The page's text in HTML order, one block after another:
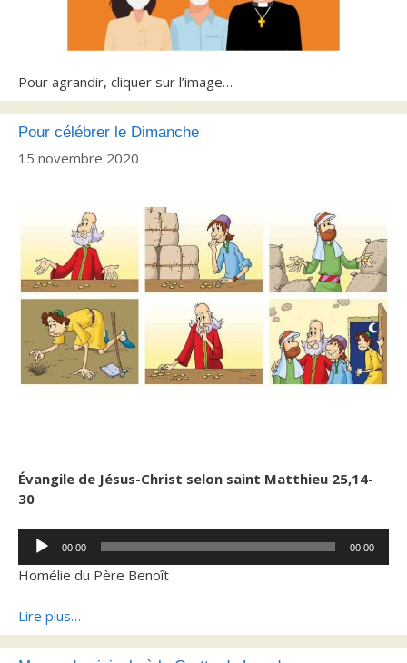
Pour agrandir, cliquer sur l’image…
Pour célébrer le Dimanche
15 novembre 2020
Évangile de Jésus-Christ selon saint Matthieu 25,14-
30
Lecteur
audio
00:00 00:00
Homélie du Père Benoît
Lire plus…